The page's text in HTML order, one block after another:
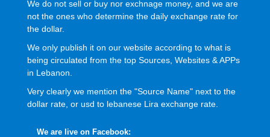
We do not sell or buy nor exchnage money, and we are
not the ones who determine the daily exchange rate for
the dollar.
We only publish it on our website according to what is
being circulated from the top Sources, Websites & APPs
in Lebanon.
Very clearly we mention the "Source Name" next to the
dollar rate, or usd to lebanese Lira exchange rate.
We are live on Facebook: